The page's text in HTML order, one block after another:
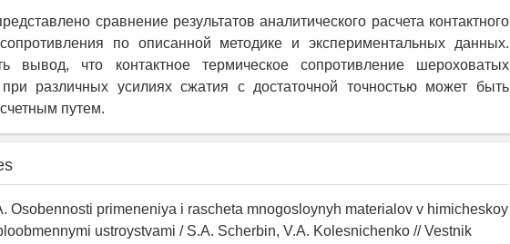
сравнение результатов аналитического расчета контактного
по описанной методике и экспериментальных данных.
вывод, что контактное термическое сопротивление шероховатых
при различных усилиях сжатия с достаточной точностью может быть
путем.
Osobennosti primeneniya i rascheta mnogosloynyh materialov v himicheskoy
ustroystvami / S.A. Scherbin, V.A. Kolesnichenko // Vestnik